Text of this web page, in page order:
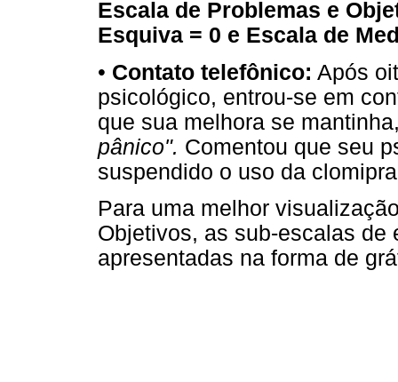
Escala de Problemas e
Esquiva = 0 e Escala de
• Contato telefônico: Após
psicológico, entrou-se em
que sua melhora se
pânico". Comentou que seu
suspendido o uso da
Para uma melhor
Objetivos, as sub-escalas de
apresentadas na forma de